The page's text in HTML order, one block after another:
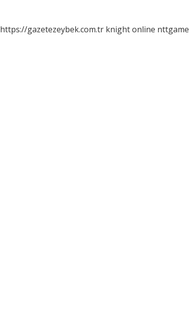
https://gazetezeybek.com.tr knight online nttgame